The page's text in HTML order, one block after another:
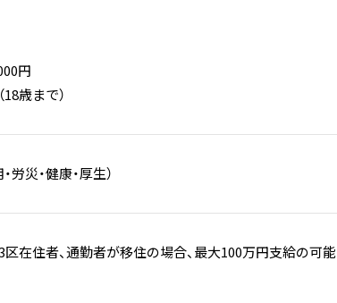
円
歳まで）
災・健康・厚生）
区在住者、通勤者が移住の場合、最大100万円支給の可能